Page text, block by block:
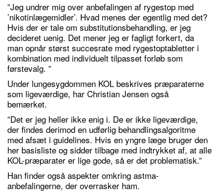
”Jeg undrer mig over anbefalingen af rygestop med
’nikotinlægemidler’. Hvad menes der egentlig med det?
Hvis der er tale om substitutionsbehandling, er jeg
decideret uenig. Det mener jeg er fagligt forkert, da
man opnår størst succesrate med rygestoptabletter i
kombination med individuelt tilpasset forløb som
førstevalg. ”
Under lungesygdommen KOL beskrives præparaterne
som ligeværdige, har Christian Jensen også
bemærket.
”Det er jeg heller ikke enig i. De er ikke ligeværdige,
der findes derimod en udførlig behandlingsalgoritme
med afsæt i guidelines. Hvis en yngre læge bruger den
her basisliste og sidder tilbage med indtrykket af, at alle
KOL-præparater er lige gode, så er det problematisk.”
Han finder også aspekter omkring astma-
anbefalingerne, der overrasker ham.